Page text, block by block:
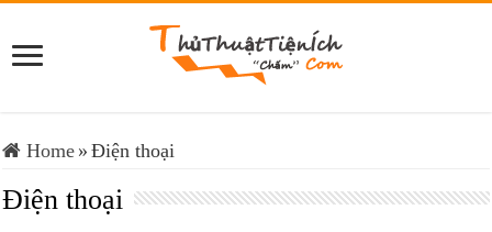
Home » Điện thoại
Điện thoại